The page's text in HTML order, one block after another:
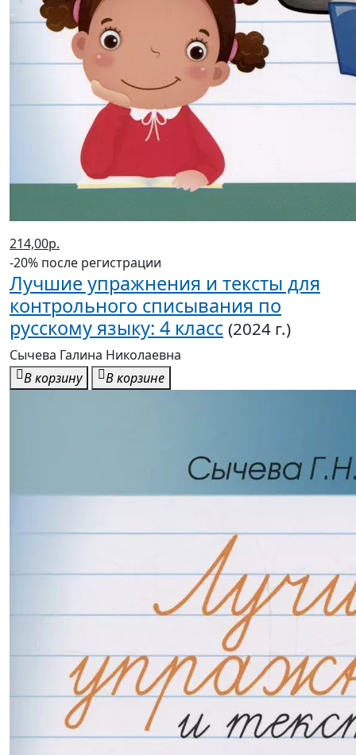
214,00р.
-20% после регистрации
Лучшие упражнения и тексты для
контрольного списывания по
русскому языку: 4 класс (2024 г.)
Сычева Галина Николаевна
В корзину
В корзине